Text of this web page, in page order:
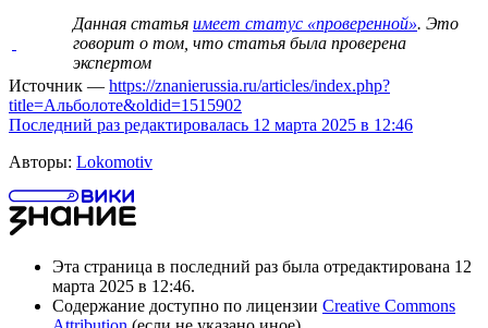
Данная статья имеет статус «проверенной». Это
говорит о том, что статья была проверена
экспертом
Источник — https://znanierussia.ru/articles/index.php?
title=Альболоте&oldid=1515902
Последний раз редактировалась 12 марта 2025 в 12:46
Авторы: Lokomotiv
Эта страница в последний раз была отредактирована 12
марта 2025 в 12:46.
Содержание доступно по лицензии Creative Commons